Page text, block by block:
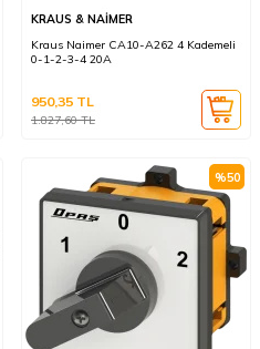
KRAUS & NAİMER
Kraus Naimer CA10-A262 4 Kademeli
0-1-2-3-4 20A
1.827,60TL
950,35 TL
%50